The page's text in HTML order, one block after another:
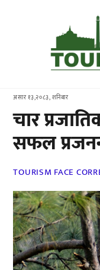
असार १३,२०८३, शनिबार
चार
सफल
TOURISM FACE